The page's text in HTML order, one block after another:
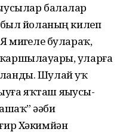
балалар
был йоланың килеп
миҙгеле булараҡ,
уларға
Шулай уҡ
яҡташ яҙыусы-
әҙәби
Хәкимйән